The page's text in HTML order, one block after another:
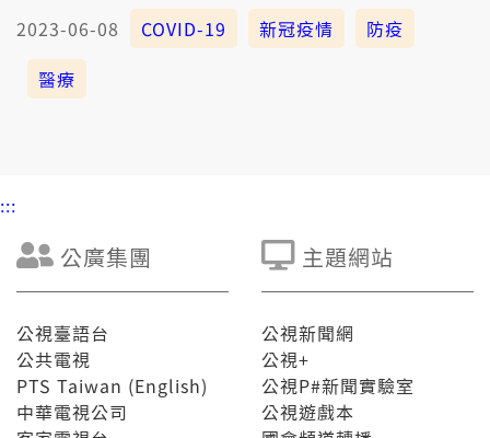
2023-06-08 COVID-19 新冠疫情
防疫
醫療
:::
公廣集團
公視臺語台
公共電視
PTS Taiwan (English)
中華電視公司
主題網站
公視新聞網
公視+
公視P#新聞實驗室
公視遊戲本